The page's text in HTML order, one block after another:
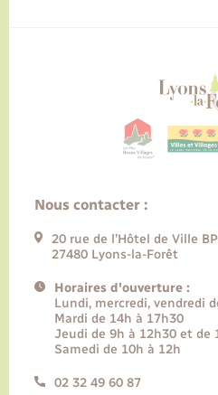
Nous contacter :
20 rue de l’Hôtel de Ville
27480 Lyons-la-Forêt
Horaires d'ouverture :
Lundi, mercredi, vendredi
Mardi de 14h à 17h30
Jeudi de 9h à 12h30 et de
Samedi de 10h à 12h
02 32 49 60 87